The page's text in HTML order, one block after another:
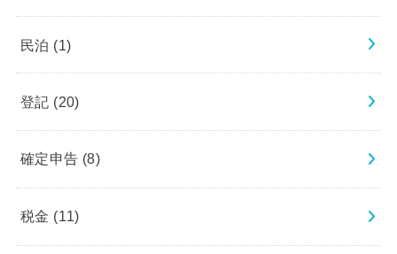
民泊 (1)
登記 (20)
確定申告 (8)
税金 (11)